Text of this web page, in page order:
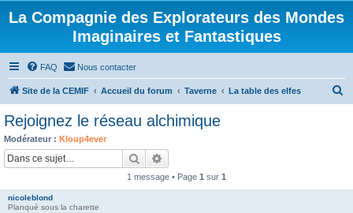
La Compagnie des Explorateurs des Mondes
Imaginaires et Fantastiques
FAQ Nous contacter
Site de la CEMIF Accueil du forum Taverne La table des elfes
Rejoignez le réseau alchimique
Modérateur : Kloup4ever
Rechercher
1 message • Page 1 sur 1
nicoleblond
Planqué sous la charette